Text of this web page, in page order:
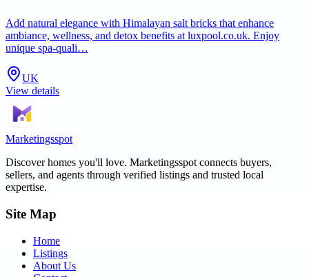
Add natural elegance with Himalayan salt bricks that enhance
ambiance, wellness, and detox benefits at luxpool.co.uk. Enjoy
unique spa-quali…
UK
View details
Marketingsspot
Discover homes you'll love. Marketingsspot connects buyers,
sellers, and agents through verified listings and trusted local
expertise.
Site Map
Home
Listings
About Us